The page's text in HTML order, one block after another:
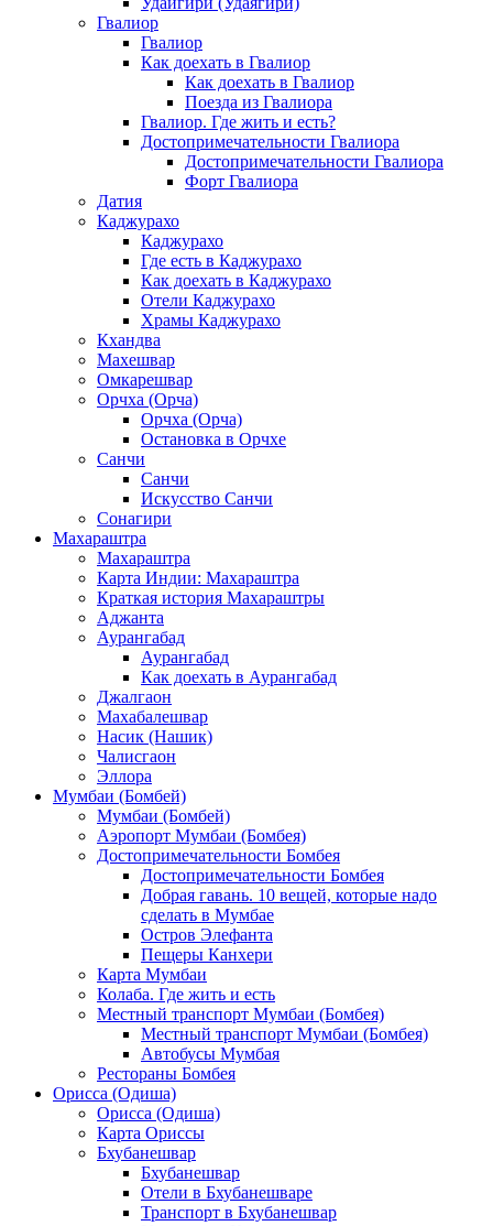
Гвалиор
Гвалиор
Как доехать в Гвалиор
Как доехать в Гвалиор
Поезда из Гвалиора
Гвалиор. Где жить и есть?
Достопримечательности Гвалиора
Достопримечательности Гвалиора
Форт Гвалиора
Датия
Каджурахо
Каджурахо
Где есть в Каджурахо
Как доехать в Каджурахо
Отели Каджурахо
Храмы Каджурахо
Кхандва
Махешвар
Омкарешвар
Орчха (Орча)
Орчха (Орча)
Остановка в Орчхе
Санчи
Санчи
Искусство Санчи
Сонагири
Махараштра
Махараштра
Карта Индии: Махараштра
Краткая история Махараштры
Аджанта
Аурангабад
Аурангабад
Как доехать в Аурангабад
Джалгаон
Махабалешвар
Насик (Нашик)
Чалисгаон
Эллора
Мумбаи (Бомбей)
Мумбаи (Бомбей)
Аэропорт Мумбаи (Бомбея)
Достопримечательности Бомбея
Достопримечательности Бомбея
Добрая гавань. 10 вещей, которые надо
сделать в Мумбае
Остров Элефанта
Пещеры Канхери
Карта Мумбаи
Колаба. Где жить и есть
Местный транспорт Мумбаи (Бомбея)
Местный транспорт Мумбаи (Бомбея)
Автобусы Мумбая
Рестораны Бомбея
Орисса (Одиша)
Орисса (Одиша)
Карта Ориссы
Бхубанешвар
Бхубанешвар
Отели в Бхубанешваре
Транспорт в Бхубанешвар